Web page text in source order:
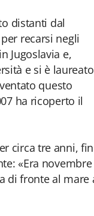
distanti dal
recarsi negli
Jugoslavia e,
e si è laureato
questo
ha ricoperto il
circa tre anni, fin
«Era novembre
di fronte al mare